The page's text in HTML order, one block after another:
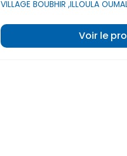
VILLAGE BOUBHIR ,ILLOULA
Voir le